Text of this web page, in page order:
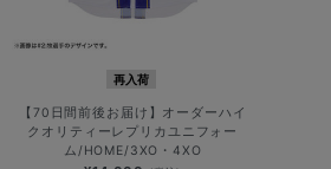
再入荷
【70日間前後お届け】オーダーハイ
クオリティーレプリカユニフォー
ム/HOME/3XO・4XO